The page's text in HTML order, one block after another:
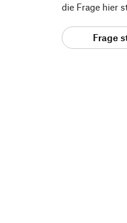
die Frage hier
Frage